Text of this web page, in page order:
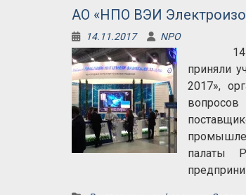
АО «НПО ВЭИ
14.11.2017 NPO
14
приняли
2017»,
палаты